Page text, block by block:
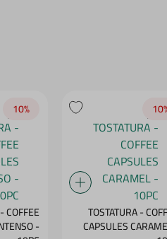
TOSTATURA - COFFEE
CAPSULES
10‎%‎
COFFEE
-